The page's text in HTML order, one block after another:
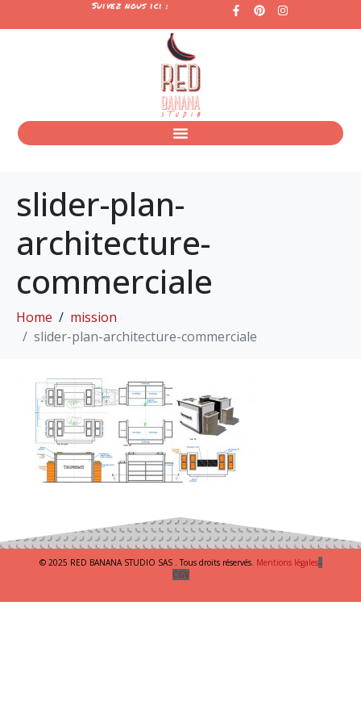
Suivez nous ici :
slider-plan-
architecture-
commerciale
Home
mission
slider-plan-architecture-commerciale
© 2025 RED BANANA STUDIO SAS . Tous droits réservés. Mentions légales–
CGV